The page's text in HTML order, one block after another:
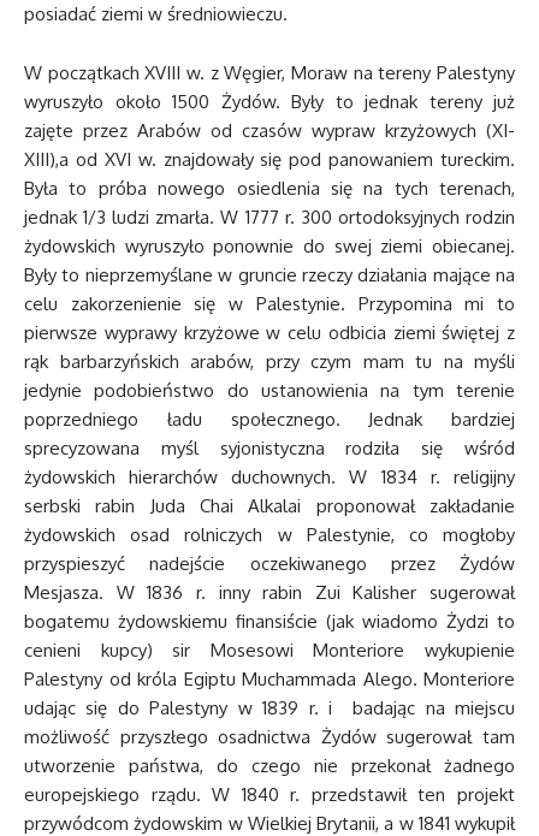
posiadać ziemi w średniowieczu.
W początkach XVIII w. z Węgier, Moraw na tereny Palestyny
wyruszyło około 1500 Żydów. Były to jednak tereny już
zajęte przez Arabów od czasów wypraw krzyżowych (XI-
XIII),a od XVI w. znajdowały się pod panowaniem tureckim.
Była to próba nowego osiedlenia się na tych terenach,
jednak 1/3 ludzi zmarła. W 1777 r. 300 ortodoksyjnych rodzin
żydowskich wyruszyło ponownie do swej ziemi obiecanej.
Były to nieprzemyślane w gruncie rzeczy działania mające na
celu zakorzenienie się w Palestynie. Przypomina mi to
pierwsze wyprawy krzyżowe w celu odbicia ziemi świętej z
rąk barbarzyńskich arabów, przy czym mam tu na myśli
jedynie podobieństwo do ustanowienia na tym terenie
poprzedniego ładu społecznego. Jednak bardziej
sprecyzowana myśl syjonistyczna rodziła się wśród
żydowskich hierarchów duchownych. W 1834 r. religijny
serbski rabin Juda Chai Alkalai proponował zakładanie
żydowskich osad rolniczych w Palestynie, co mogłoby
przyspieszyć nadejście oczekiwanego przez Żydów
Mesjasza. W 1836 r. inny rabin Zui Kalisher sugerował
bogatemu żydowskiemu finansiście (jak wiadomo Żydzi to
cenieni kupcy) sir Mosesowi Monteriore wykupienie
Palestyny od króla Egiptu Muchammada Alego. Monteriore
udając się do Palestyny w 1839 r. i badając na miejscu
możliwość przyszłego osadnictwa Żydów sugerował tam
utworzenie państwa, do czego nie przekonał żadnego
europejskiego rządu. W 1840 r. przedstawił ten projekt
przywódcom żydowskim w Wielkiej Brytanii, a w 1841 wykupił